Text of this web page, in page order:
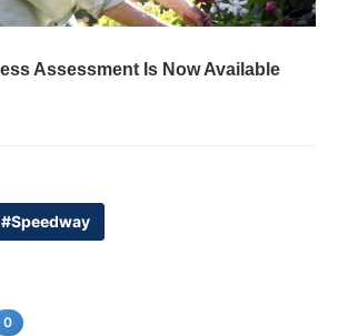
#Speedway
0